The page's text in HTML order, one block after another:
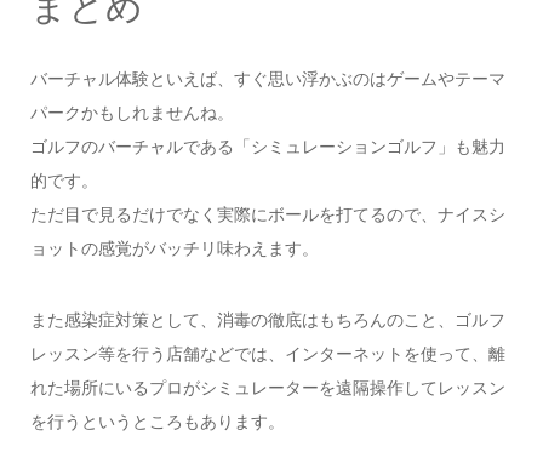
バーチャル体験といえば、すぐ思い浮かぶのはゲームやテーマ
パークかもしれませんね。
ゴルフのバーチャルである「シミュレーションゴルフ」も魅力
的です。
ただ目で見るだけでなく実際にボールを打てるので、ナイスシ
ョットの感覚がバッチリ味わえます。
また感染症対策として、消毒の徹底はもちろんのこと、ゴルフ
レッスン等を行う店舗などでは、インターネットを使って、離
れた場所にいるプロがシミュレーターを遠隔操作してレッスン
を行うというところもあります。